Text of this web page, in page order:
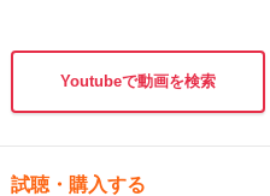
Youtubeで動画を検索
試聴・購入する